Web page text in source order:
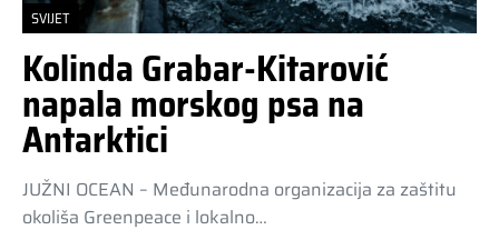
SVIJET
Kolinda Grabar-Kitarović
napala morskog psa na
Antarktici
JUŽNI OCEAN – Međunarodna organizacija za zaštitu
okoliša Greenpeace i lokalno…